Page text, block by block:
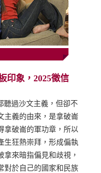
印象，2025徵信
聽過沙文主義，但卻不
主義的由來，是拿破崙
拿破崙的軍功章，所以
生狂熱崇拜，形成偏執
拿來暗指偏見和歧視，
對於自己的國家和民族